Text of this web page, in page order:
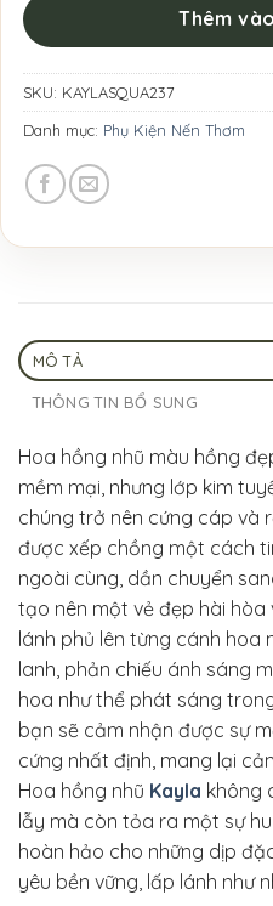
Thêm
SKU: KAYLASQUA237
Danh mục: Phụ Kiện Nến Thơm
MÔ TẢ
THÔNG TIN BỔ SUNG
Hoa hồng nhũ màu hồng
mềm mại, nhưng lớp kim
chúng trở nên cứng cáp và
được xếp chồng một cách
ngoài cùng, dần chuyển
tạo nên một vẻ đẹp hài hòa
lánh phủ lên từng cánh hoa
lanh, phản chiếu ánh sáng
hoa như thể phát sáng
bạn sẽ cảm nhận được sự
cứng nhất định, mang lại
Hoa hồng nhũ Kayla không
lẫy mà còn tỏa ra một sự
hoàn hảo cho những dịp
yêu bền vững, lấp lánh như